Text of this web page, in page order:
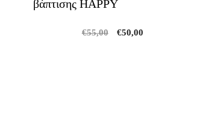
βάπτισης HAPPY
€55,00
Original
€50,00Current